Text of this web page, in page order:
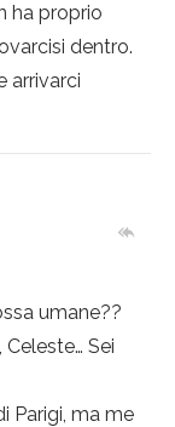
ha proprio
dentro.
arrivarci
umane??
Sei
Parigi, ma me